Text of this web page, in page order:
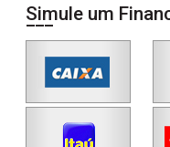
Simule um